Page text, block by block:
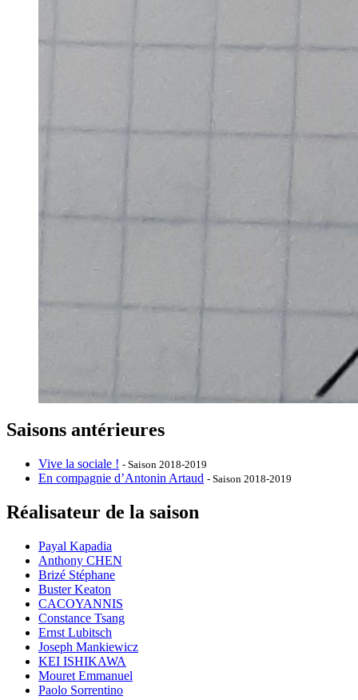
Saisons antérieures
Vive la sociale ! - Saison 2018-2019
En compagnie d’Antonin Artaud - Saison 2018-2019
Réalisateur de la saison
Payal Kapadia
Anthony CHEN
Brizé Stéphane
Buster Keaton
CACOYANNIS
Constance Tsang
Ernst Lubitsch
Joseph Mankiewicz
KEI ISHIKAWA
Mouret Emmanuel
Paolo Sorrentino